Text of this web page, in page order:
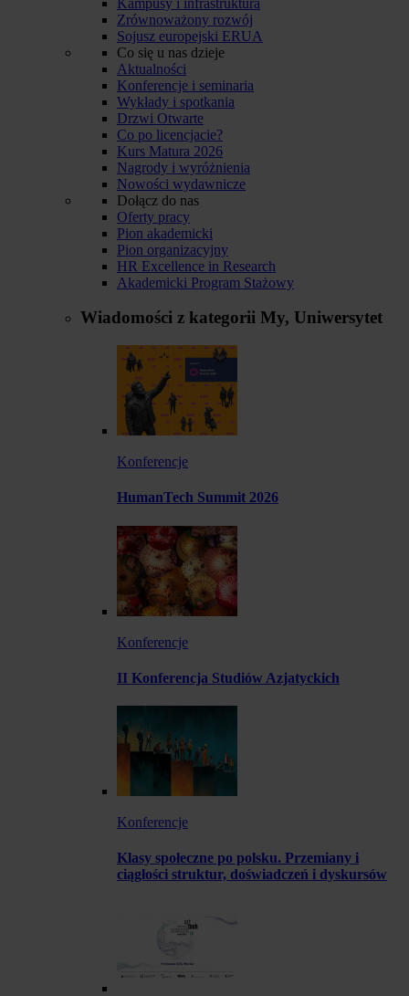
Zrównoważony rozwój
Sojusz europejski ERUA
Co się u nas dzieje
Aktualności
Konferencje i seminaria
Wykłady i spotkania
Drzwi Otwarte
Co po licencjacie?
Kurs Matura 2026
Nagrody i wyróżnienia
Nowości wydawnicze
Dołącz do nas
Oferty pracy
Pion akademicki
Pion organizacyjny
HR Excellence in Research
Akademicki Program Stażowy
Wiadomości z kategorii My, Uniwersytet
Konferencje
HumanTech Summit 2026
Konferencje
II Konferencja Studiów Azjatyckich
Konferencje
Klasy społeczne po polsku. Przemiany i
ciągłości struktur, doświadczeń i dyskursów